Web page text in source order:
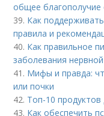
общее благополучие
39. Как
правила и
40. Как правильное
заболевания
41. Мифы и правда:
или почки
42. Топ-10
43. Как обеспечить